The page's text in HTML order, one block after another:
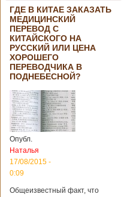
ГДЕ В КИТАЕ ЗАКАЗАТЬ
МЕДИЦИНСКИЙ
ПЕРЕВОД С
КИТАЙСКОГО НА
РУССКИЙ ИЛИ ЦЕНА
ХОРОШЕГО
ПЕРЕВОДЧИКА В
ПОДНЕБЕСНОЙ?
Опубл.
Наталья
17/08/2015 -
0:09
Общеизвестный факт, что